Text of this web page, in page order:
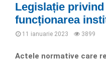
Legislație
funcționarea
11 ianuarie 2023 3899
Actele normative care